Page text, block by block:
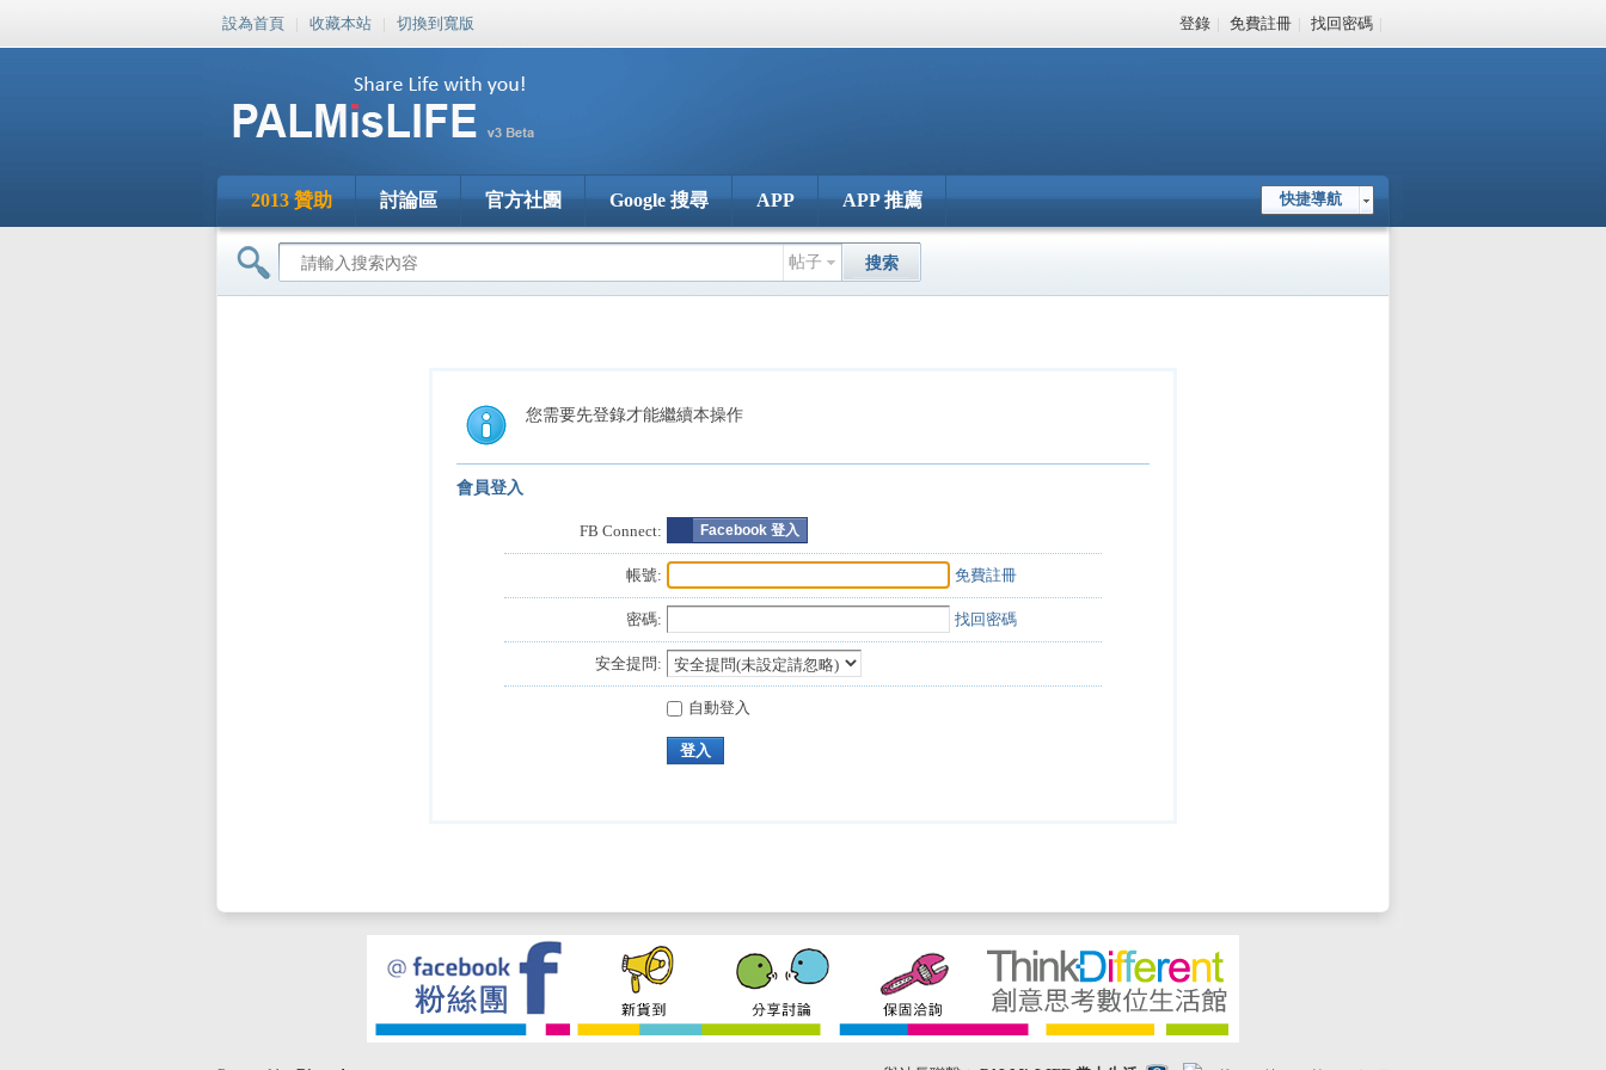
設為首頁 | 收藏本站 | 切換到寬版 登錄 | 免費註冊 | 找回密碼 |
快捷導航
2013 贊助 討論區 官方社團 Google 搜尋 APP APP 推薦
帖子 搜索
您需要先登錄才能繼續本操作
會員登入
FB Connect: Facebook 登入
帳號: 免費註冊
密碼: 找回密碼
安全提問:
自動登入
登入